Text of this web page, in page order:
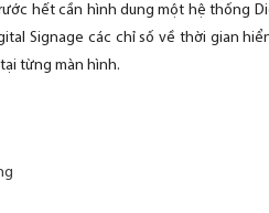
hết cần hình dung một hệ thống
Signage các chỉ số về thời gian
từng màn hình.